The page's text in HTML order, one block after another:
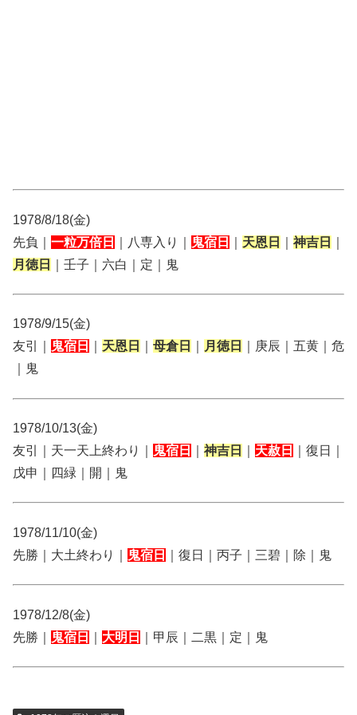
1978/8/18(金)
先負｜ 一粒万倍日 ｜八専入り｜ 鬼宿日 天恩日 神吉日
月徳日
｜壬子｜六白｜定｜鬼
1978/9/15(金)
友引｜
鬼宿日 天恩日 母倉日 月徳日
｜庚辰｜五黄｜危
｜鬼
1978/10/13(金)
友引｜天一天上終わり｜
鬼宿日 神吉日 天赦日
｜復日｜
戊申｜四緑｜開｜鬼
1978/11/10(金)
先勝｜大土終わり｜
鬼宿日 ｜復日｜丙子｜三碧｜除｜鬼
1978/12/8(金)
先勝｜
鬼宿日 大明日 ｜甲辰｜二黒｜定｜鬼